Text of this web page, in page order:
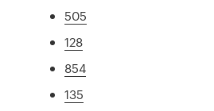
505
128
854
135